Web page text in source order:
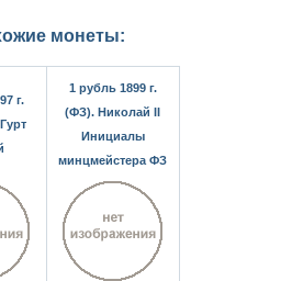
монеты:
г.
1 рубль 1899 г.
(ФЗ). Николай II
Инициалы
минцмейстера ФЗ